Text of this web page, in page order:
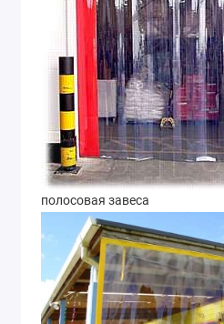
полосовая завеса